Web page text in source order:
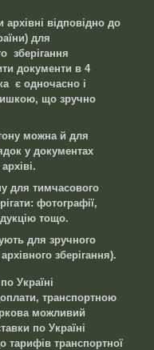
відповідно до
для
зберігання
документи в 4
є одночасно і
що зручно
можна й для
у документах
для тимчасового
фотографії,
тощо.
для зручного
зберігання).
Україні
транспортною
можливий
по Україні
тарифів транспортної